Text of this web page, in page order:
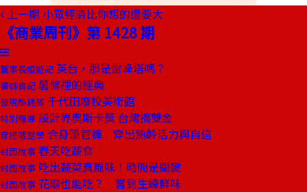
上一期 小眾經濟比你想的還要大
《商業周刊》第 1428 期
董事長嬉遊記 英台，那是雷峰塔嗎？
饕姊食記 薯條裡的經典
發現酷建築 千代田廢校美術館
特別報導 設計界奧斯卡獎 台灣摘雙金
穿搭隨堂學 合身筆管褲 穿出熟齡活力與自信
封面故事 春天吃蔬食
封面故事 吃出蔬菜真風味！時間是關鍵
封面故事 花瓣也能吃？ 嘗到生蠔鮮味